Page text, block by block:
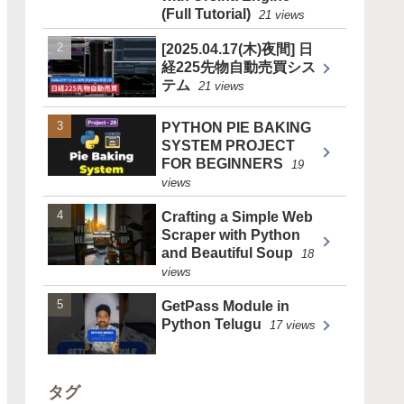
(Full Tutorial) 21 views
[2025.04.17(木)夜間] 日
経225先物自動売買シス
テム
21 views
PYTHON PIE BAKING
SYSTEM PROJECT
FOR BEGINNERS
19
views
Crafting a Simple Web
Scraper with Python
and Beautiful Soup
18
views
GetPass Module in
Python Telugu
17 views
タグ